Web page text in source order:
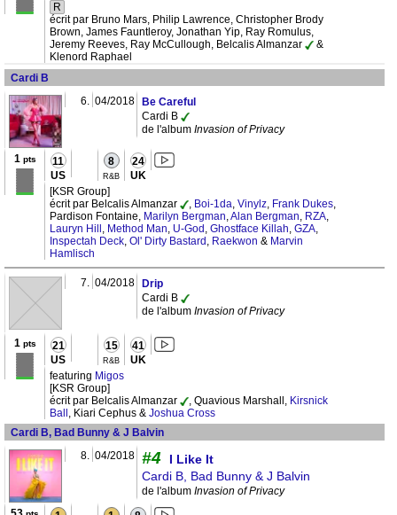
R
écrit par Bruno Mars, Philip Lawrence, Christopher Brody
Brown, James Fauntleroy, Jonathan Yip, Ray Romulus,
Jeremy Reeves, Ray McCullough, Belcalis Almanzar
&
Klenord Raphael
Cardi B
6. 04/2018
Be Careful
Cardi B
de l'album Invasion of Privacy
1 pts 11
US
8
R&B
24
UK
[KSR Group]
écrit par Belcalis Almanzar
, Boi-1da, Vinylz, Frank Dukes,
Pardison Fontaine, Marilyn Bergman,Alan Bergman, RZA,
Lauryn Hill , Method Man, U-God , Ghostface Killah, GZA,
Inspectah Deck, Ol' Dirty Bastard , Raekwon & Marvin
Hamlisch
7. 04/2018
Drip
Cardi B
de l'album Invasion of Privacy
1 pts 21
US
15
R&B
41
UK
featuring Migos
[KSR Group]
écrit par Belcalis Almanzar
, Quavious Marshall, Kirsnick
Ball , Kiari Cephus & Joshua Cross
Cardi B, Bad Bunny & J Balvin
8. 04/2018 #4
I Like It
Cardi B, Bad Bunny & J Balvin
de l'album Invasion of Privacy